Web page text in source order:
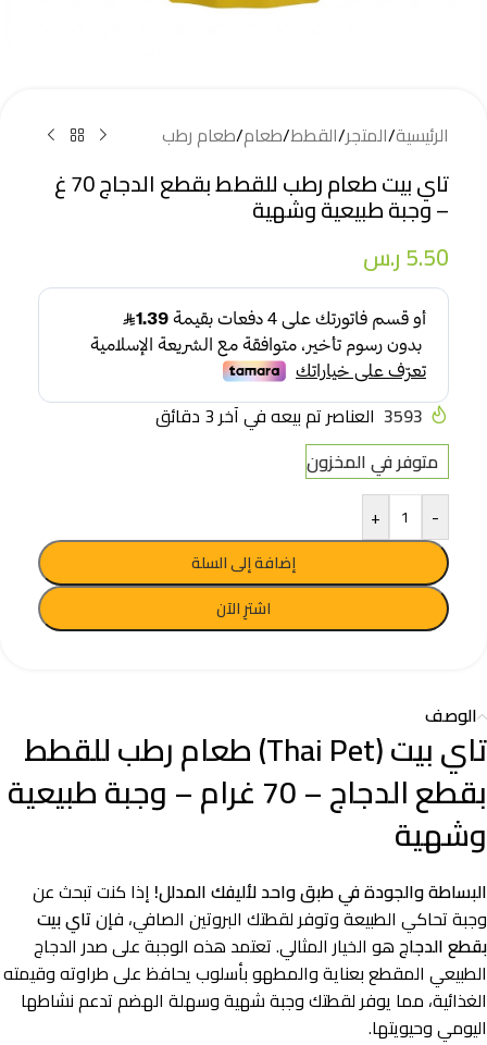
الرئيسية/المتجر/القطط/طعام/طعام رطب
تاي بيت طعام رطب للقطط بقطع الدجاج 70 غ
– وجبة طبيعية وشهية
5.50ر.س
3593 العناصر تم بيعه في آخر 3 دقائق
متوفر في المخزون
-
+
إضافة إلى السلة
اشترِ الآن
الوصف
تاي بيت (Thai Pet) طعام رطب للقطط
بقطع الدجاج – 70 غرام – وجبة طبيعية
وشهية
البساطة والجودة في طبق واحد لأليفك المدلل! إذا كنت تبحث عن
وجبة تحاكي الطبيعة وتوفر لقطتك البروتين الصافي، فإنتاي بيت
بقطع الدجاجهو الخيار المثالي. تعتمد هذه الوجبة على صدر الدجاج
الطبيعي المقطع بعناية والمطهو بأسلوب يحافظ على طراوته وقيمته
الغذائية، مما يوفر لقطتك وجبة شهية وسهلة الهضم تدعم نشاطها
اليومي وحيويتها.